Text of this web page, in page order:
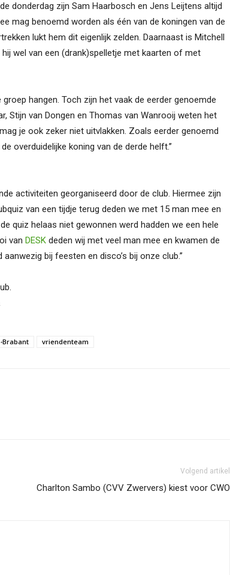
donderdag zijn Sam Haarbosch en Jens Leijtens altijd
mag benoemd worden als één van de koningen van de
lukt hem dit eigenlijk zelden. Daarnaast is Mitchell
wel van een (drank)spelletje met kaarten of met
hangen. Toch zijn het vaak de eerder genoemde
Stijn van Dongen en Thomas van Wanrooij weten het
je ook zeker niet uitvlakken. Zoals eerder genoemd
overduidelijke koning van de derde helft.’’
activiteiten georganiseerd door de club. Hiermee zijn
van een tijdje terug deden we met 15 man mee en
quiz helaas niet gewonnen werd hadden we een hele
van DESK deden wij met veel man mee en kwamen de
bij feesten en disco’s bij onze club.’’
Brabant vriendenteam
Volgend artikel
Charlton Sambo (CVV Zwervers) kiest voor CWO